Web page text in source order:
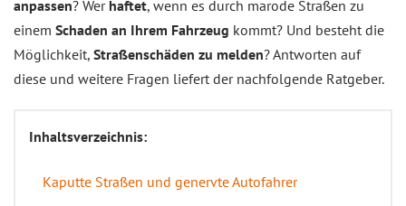
anpassen? Wer haftet, wenn es durch marode Straßen zu
einem Schaden an Ihrem Fahrzeug kommt? Und besteht die
Möglichkeit, Straßenschäden zu melden? Antworten auf
diese und weitere Fragen liefert der nachfolgende Ratgeber.
Inhaltsverzeichnis:
Kaputte Straßen und genervte Autofahrer